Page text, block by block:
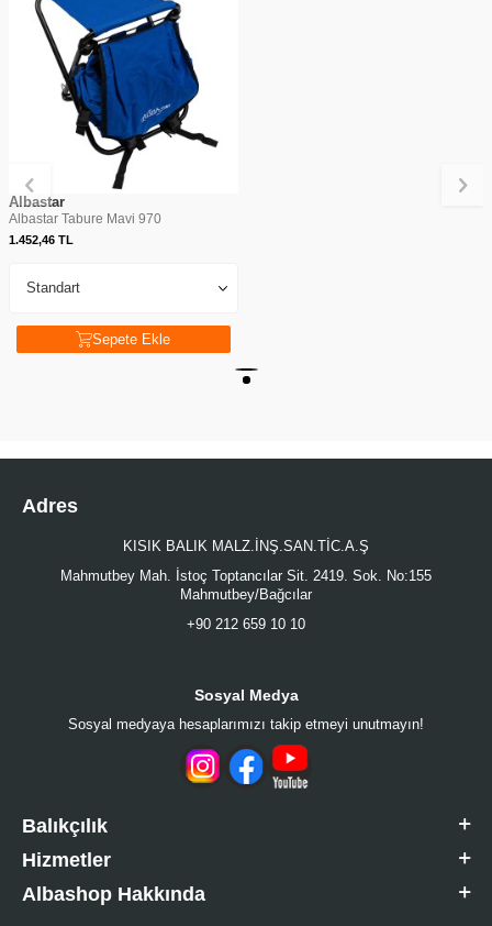
Albastar
Albastar Tabure Mavi 970
1.452,46 TL
Sepete Ekle
Adres
KISIK BALIK MALZ.İNŞ.SAN.TİC.A.Ş
Mahmutbey Mah. İstoç Toptancılar Sit. 2419. Sok. No:155
Mahmutbey/Bağcılar
+90 212 659 10 10
Sosyal Medya
Sosyal medyaya hesaplarımızı takip etmeyi unutmayın!
Balıkçılık
Hizmetler
Albashop Hakkında